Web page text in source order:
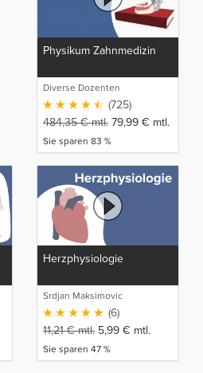
Physikum Zahnmedizin
Diverse Dozenten
(725)
484,35€mtl. 79,99 € mtl.
Sie sparen 83 %
Herzphysiologie
Srdjan Maksimovic
(6)
11,21€mtl. 5,99 € mtl.
Sie sparen 47 %